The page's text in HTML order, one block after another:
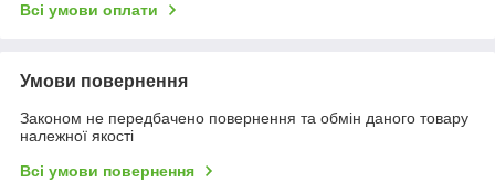
Всі умови оплати
Умови повернення
Законом не передбачено повернення та обмін даного товару
належної якості
Всі умови повернення